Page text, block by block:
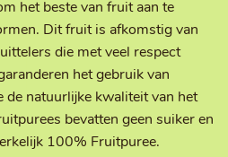
het beste van fruit aan te
Dit fruit is afkomstig van
die met veel respect
het gebruik van
de natuurlijke kwaliteit van het
bevatten geen suiker en
100% Fruitpuree.